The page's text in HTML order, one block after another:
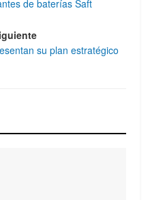
de baterías Saft
su plan estratégico